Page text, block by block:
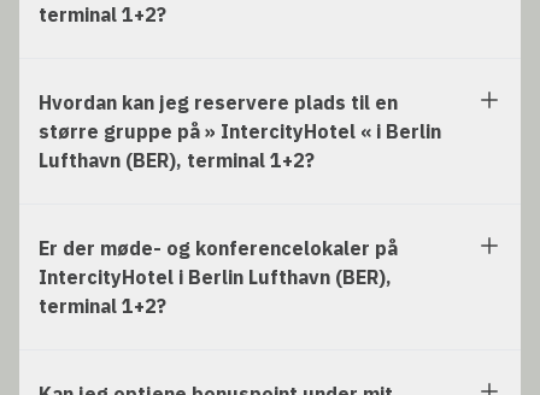
terminal 1+2?
Hvordan kan jeg reservere plads til en
større gruppe på » IntercityHotel « i Berlin
Lufthavn (BER), terminal 1+2?
Er der møde- og konferencelokaler på
IntercityHotel i Berlin Lufthavn (BER),
terminal 1+2?